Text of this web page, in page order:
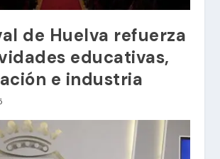
de Huelva refuerza
educativas,
e industria